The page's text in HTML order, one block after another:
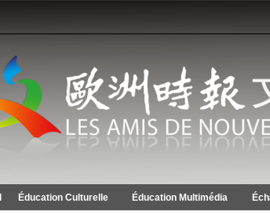
Éducation Culturelle Éducation Multimédia